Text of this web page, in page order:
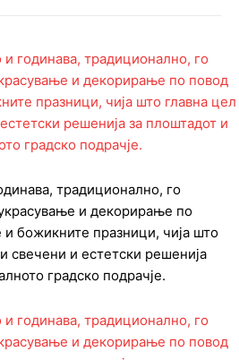
традиционално, го
и декорирање по
божикните празници, чија што
свечени и естетски решенија
градско подрачје.